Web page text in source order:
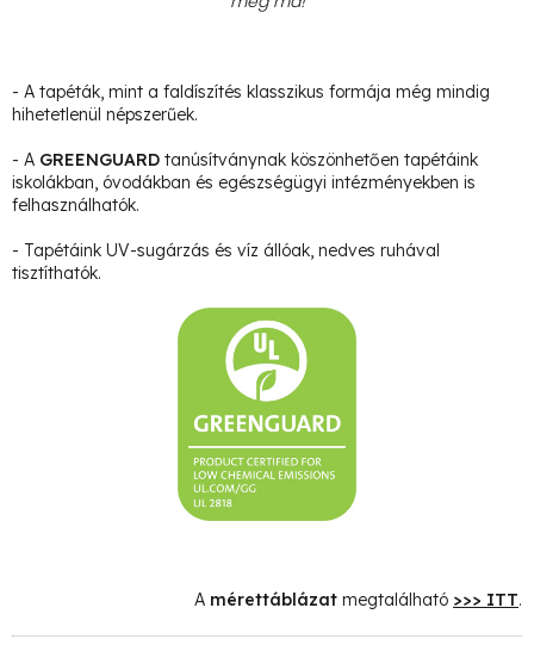
- A tapéták, mint a faldíszítés klasszikus formája még mindig
hihetetlenül népszerűek.
- A GREENGUARD tanúsítványnak köszönhetően tapétáink
iskolákban, óvodákban és egészségügyi intézményekben is
felhasználhatók.
- Tapétáink UV-sugárzás és víz állóak, nedves ruhával
tisztíthatók.
A mérettáblázat megtalálható >>> ITT.